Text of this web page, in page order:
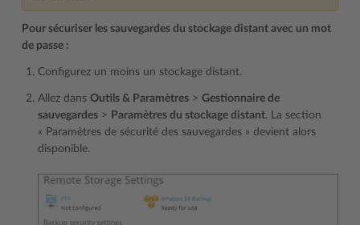
Pour sécuriser les sauvegardes du stockage distant avec un mot
de passe :
Configurez un moins un stockage distant.
Allez dans Outils & Paramètres > Gestionnaire de
sauvegardes > Paramètres du stockage distant. La section
« Paramètres de sécurité des sauvegardes » devient alors
disponible.